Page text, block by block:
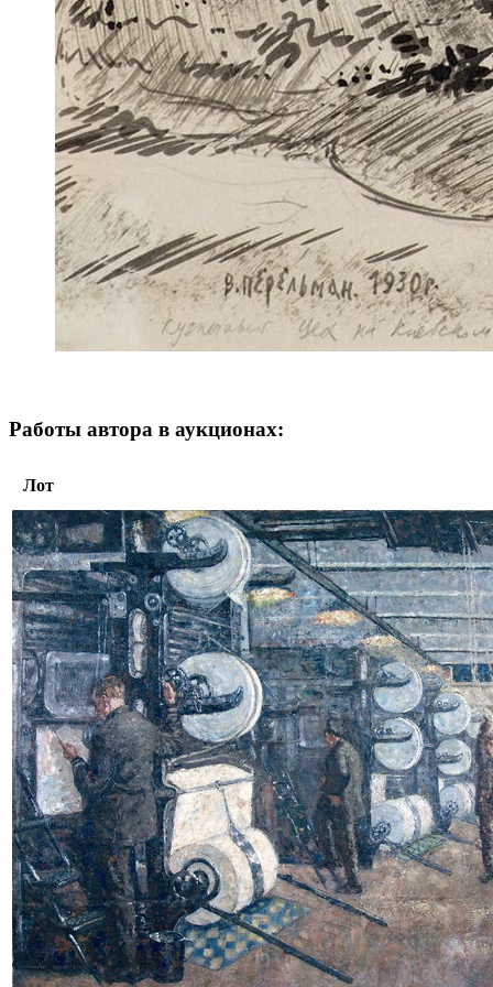
Работы автора в аукционах:
Лот